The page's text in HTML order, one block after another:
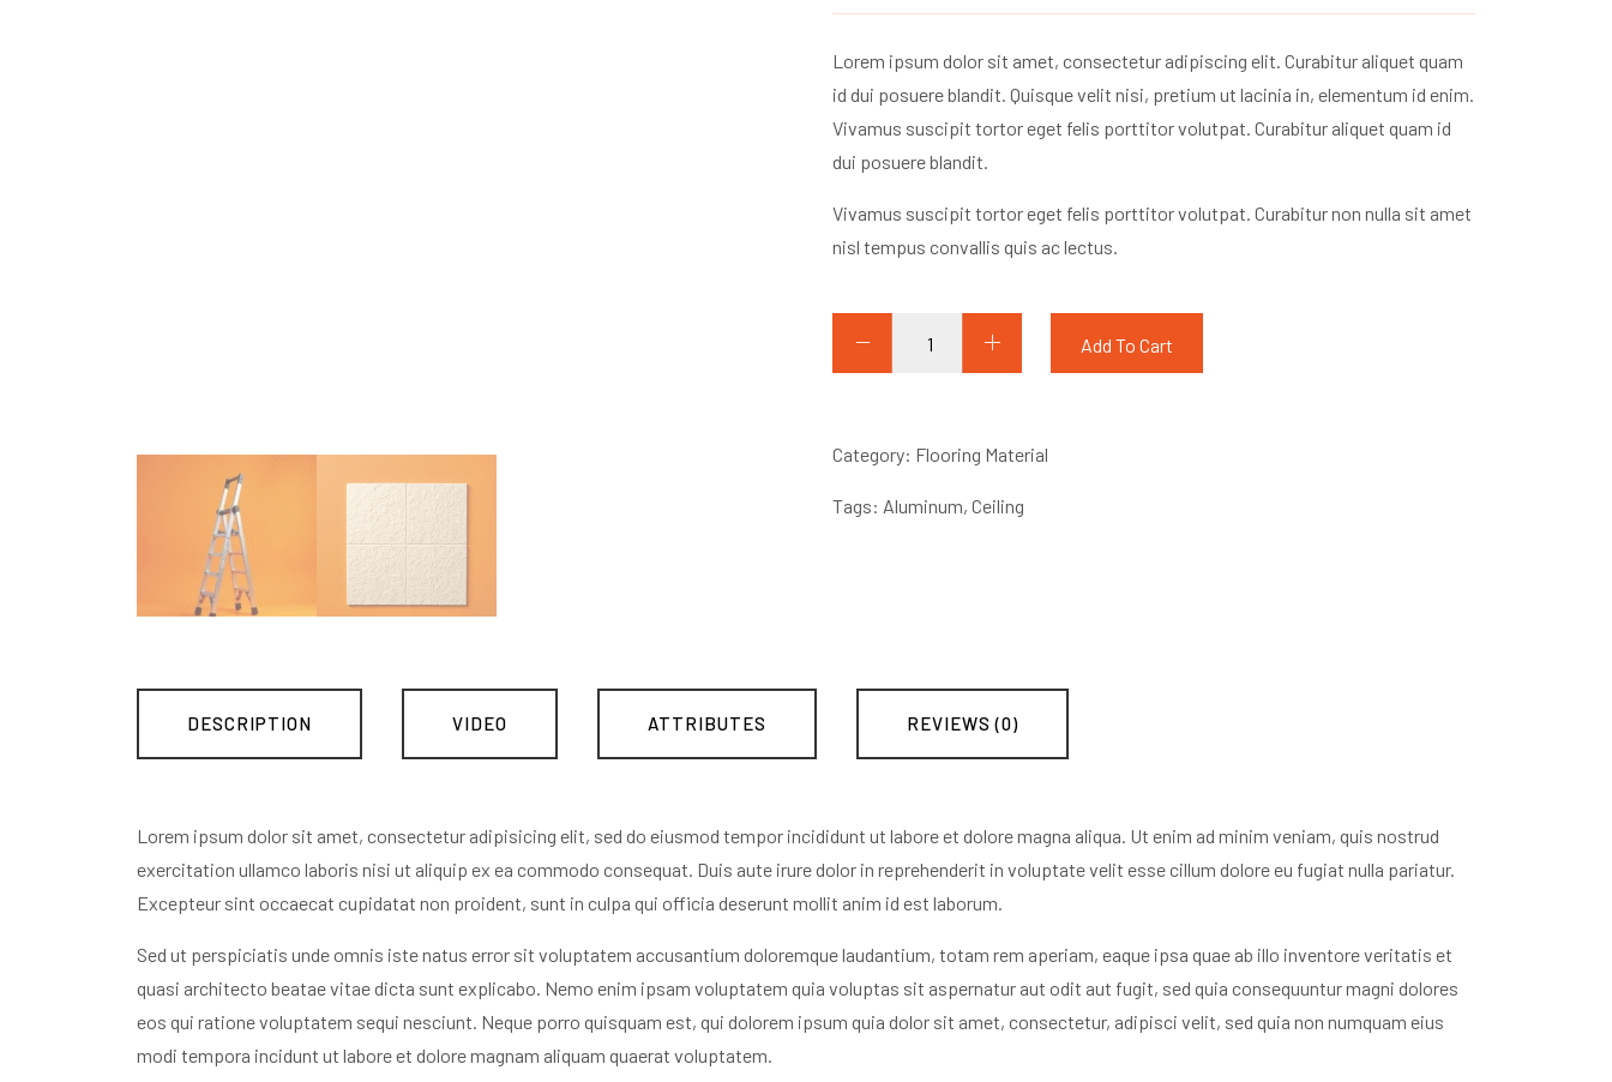
Lorem ipsum dolor sit amet, consectetur adipiscing elit. Curabitur aliquet quam
id dui posuere blandit. Quisque velit nisi, pretium ut lacinia in, elementum id enim.
Vivamus suscipit tortor eget felis porttitor volutpat. Curabitur aliquet quam id
dui posuere blandit.
Vivamus suscipit tortor eget felis porttitor volutpat. Curabitur non nulla sit amet
nisl tempus convallis quis ac lectus.
Add To Cart
Category: Flooring Material
Tags: Aluminum,Ceiling
DESCRIPTION VIDEO ATTRIBUTES REVIEWS (0)
Lorem ipsum dolor sit amet, consectetur adipisicing elit, sed do eiusmod tempor incididunt ut labore et dolore magna aliqua. Ut enim ad minim veniam, quis nostrud
exercitation ullamco laboris nisi ut aliquip ex ea commodo consequat. Duis aute irure dolor in reprehenderit in voluptate velit esse cillum dolore eu fugiat nulla pariatur.
Excepteur sint occaecat cupidatat non proident, sunt in culpa qui officia deserunt mollit anim id est laborum.
Sed ut perspiciatis unde omnis iste natus error sit voluptatem accusantium doloremque laudantium, totam rem aperiam, eaque ipsa quae ab illo inventore veritatis et
quasi architecto beatae vitae dicta sunt explicabo. Nemo enim ipsam voluptatem quia voluptas sit aspernatur aut odit aut fugit, sed quia consequuntur magni dolores
eos qui ratione voluptatem sequi nesciunt. Neque porro quisquam est, qui dolorem ipsum quia dolor sit amet, consectetur, adipisci velit, sed quia non numquam eius
modi tempora incidunt ut labore et dolore magnam aliquam quaerat voluptatem.